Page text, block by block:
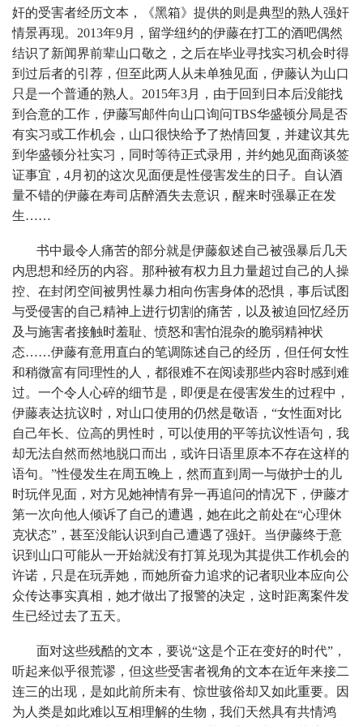
奸的受害者经历文本，《黑箱》提供的则是典型的熟人强奸
情景再现。2013年9月，留学纽约的伊藤在打工的酒吧偶然
结识了新闻界前辈山口敬之，之后在毕业寻找实习机会时得
到过后者的引荐，但至此两人从未单独见面，伊藤认为山口
只是一个普通的熟人。2015年3月，由于回到日本后没能找
到合意的工作，伊藤写邮件向山口询问TBS华盛顿分局是否
有实习或工作机会，山口很快给予了热情回复，并建议其先
到华盛顿分社实习，同时等待正式录用，并约她见面商谈签
证事宜，4月初的这次见面便是性侵害发生的日子。自认酒
量不错的伊藤在寿司店醉酒失去意识，醒来时强暴正在发
生……
书中最令人痛苦的部分就是伊藤叙述自己被强暴后几天
内思想和经历的内容。那种被有权力且力量超过自己的人操
控、在封闭空间被男性暴力相向伤害身体的恐惧，事后试图
与受侵害的自己精神上进行切割的痛苦，以及被迫回忆经历
及与施害者接触时羞耻、愤怒和害怕混杂的脆弱精神状
态……伊藤有意用直白的笔调陈述自己的经历，但任何女性
和稍微富有同理性的人，都很难不在阅读那些内容时感到难
过。一个令人心碎的细节是，即便是在侵害发生的过程中，
伊藤表达抗议时，对山口使用的仍然是敬语，“女性面对比
自己年长、位高的男性时，可以使用的平等抗议性语句，我
却无法自然而然地脱口而出，或许日语里原本不存在这样的
语句。”性侵发生在周五晚上，然而直到周一与做护士的儿
时玩伴见面，对方见她神情有异一再追问的情况下，伊藤才
第一次向他人倾诉了自己的遭遇，她在此之前处在“心理休
克状态”，甚至没能认识到自己遭遇了强奸。当伊藤终于意
识到山口可能从一开始就没有打算兑现为其提供工作机会的
许诺，只是在玩弄她，而她所奋力追求的记者职业本应向公
众传达事实真相，她才做出了报警的决定，这时距离案件发
生已经过去了五天。
面对这些残酷的文本，要说“这是个正在变好的时代”，
听起来似乎很荒谬，但这些受害者视角的文本在近年来接二
连三的出现，是如此前所未有、惊世骇俗却又如此重要。因
为人类是如此难以互相理解的生物，我们天然具有共情鸿